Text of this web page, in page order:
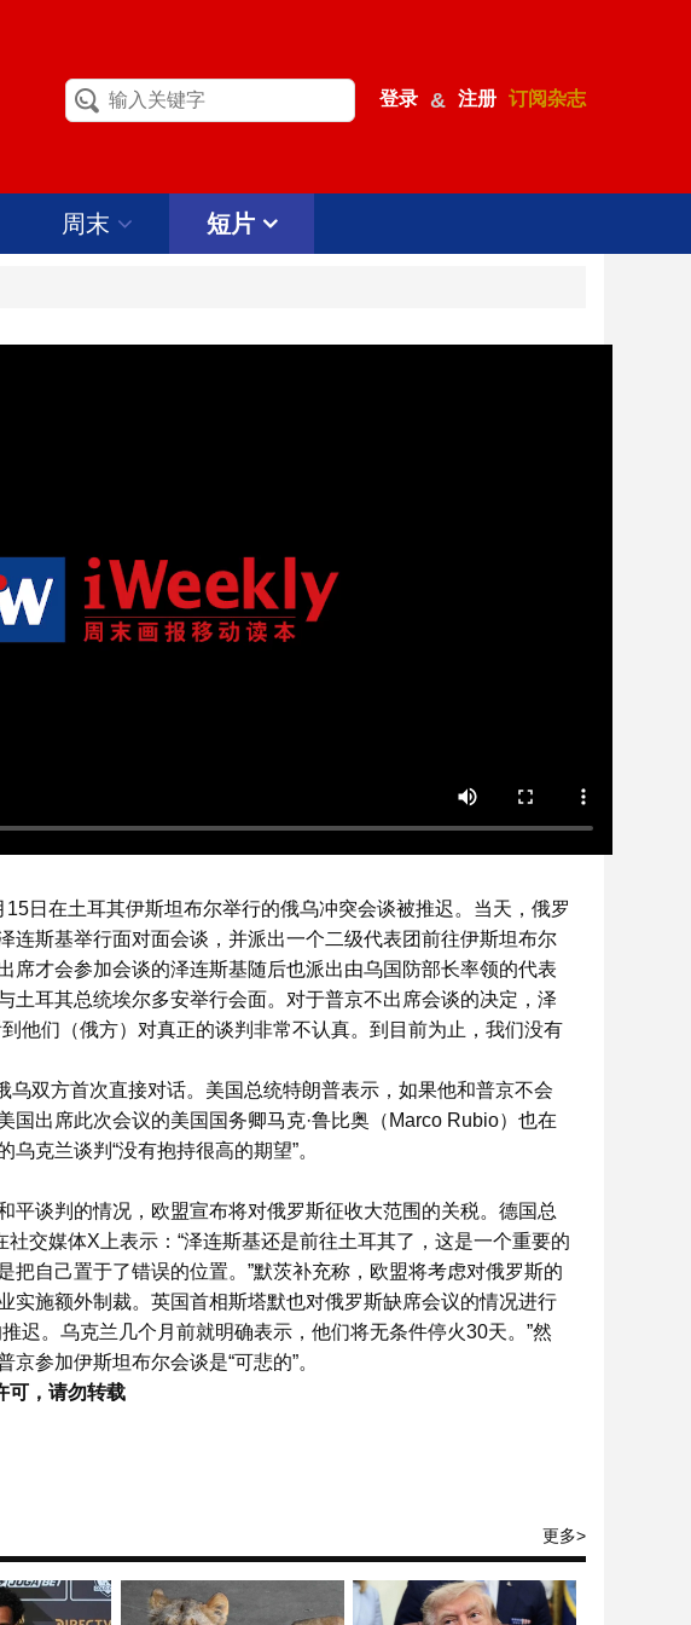
登录 & 注册 订阅杂志
周末 短片
日在土耳其伊斯坦布尔举行的俄乌冲突会谈被推迟。当天，俄罗
连斯基举行面对面会谈，并派出一个二级代表团前往伊斯坦布尔
席才会参加会谈的泽连斯基随后也派出由乌国防部长率领的代表
土耳其总统埃尔多安举行会面。对于普京不出席会谈的决定，泽
他们（俄方）对真正的谈判非常不认真。到目前为止，我们没有
乌双方首次直接对话。美国总统特朗普表示，如果他和普京不会
国出席此次会议的美国国务卿马克·鲁比奥（Marco Rubio）也在
克兰谈判“没有抱持很高的期望”。
平谈判的情况，欧盟宣布将对俄罗斯征收大范围的关税。德国总
交媒体X上表示：“泽连斯基还是前往土耳其了，这是一个重要的
把自己置于了错误的位置。”默茨补充称，欧盟将考虑对俄罗斯的
实施额外制裁。英国首相斯塔默也对俄罗斯缺席会议的情况进行
迟。乌克兰几个月前就明确表示，他们将无条件停火30天。”然
参加伊斯坦布尔会谈是“可悲的”。
可，请勿转载
更多>